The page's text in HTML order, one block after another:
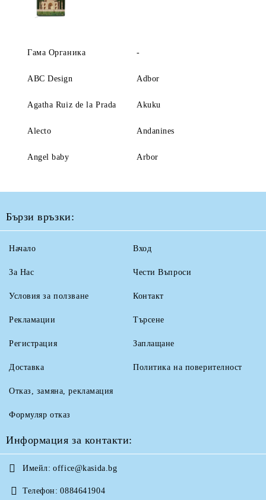
Гама Органика -
ABC Design Adbor
Agatha Ruiz de la Prada Akuku
Alecto Andanines
Angel baby Arbor
Бързи връзки:
Начало
За Нас
Условия за ползване
Рекламации
Вход
Чести Въпроси
Контакт
Търсене
Регистрация
Доставка
Отказ, замяна, рекламация
Формуляр отказ
Заплащане
Политика на поверителност
Информация за контакти:
Имейл: office@kasida.bg
Телефон: 0884641904